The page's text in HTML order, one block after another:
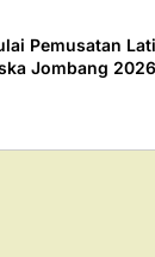
Pemusatan
Jombang